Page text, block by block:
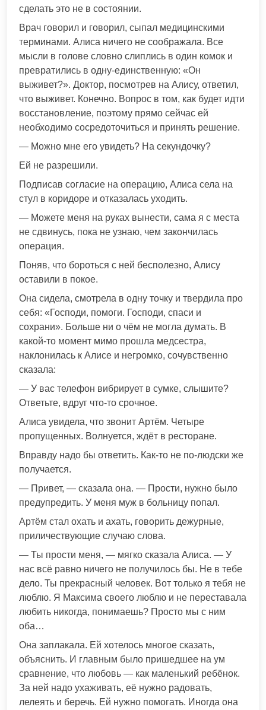
сделать это не в состоянии.
Врач говорил и говорил, сыпал медицинскими
терминами. Алиса ничего не соображала. Все
мысли в голове словно слиплись в один комок и
превратились в одну-единственную: «Он
выживет?». Доктор, посмотрев на Алису, ответил,
что выживет. Конечно. Вопрос в том, как будет идти
восстановление, поэтому прямо сейчас ей
необходимо сосредоточиться и принять решение.
— Можно мне его увидеть? На секундочку?
Ей не разрешили.
Подписав согласие на операцию, Алиса села на
стул в коридоре и отказалась уходить.
— Можете меня на руках вынести, сама я с места
не сдвинусь, пока не узнаю, чем закончилась
операция.
Поняв, что бороться с ней бесполезно, Алису
оставили в покое.
Она сидела, смотрела в одну точку и твердила про
себя: «Господи, помоги. Господи, спаси и
сохрани». Больше ни о чём не могла думать. В
какой-то момент мимо прошла медсестра,
наклонилась к Алисе и негромко, сочувственно
сказала:
— У вас телефон вибрирует в сумке, слышите?
Ответьте, вдруг что-то срочное.
Алиса увидела, что звонит Артём. Четыре
пропущенных. Волнуется, ждёт в ресторане.
Вправду надо бы ответить. Как-то не по-людски же
получается.
— Привет, — сказала она. — Прости, нужно было
предупредить. У меня муж в больницу попал.
Артём стал охать и ахать, говорить дежурные,
приличествующие случаю слова.
— Ты прости меня, — мягко сказала Алиса. — У
нас всё равно ничего не получилось бы. Не в тебе
дело. Ты прекрасный человек. Вот только я тебя не
люблю. Я Максима своего люблю и не переставала
любить никогда, понимаешь? Просто мы с ним
оба…
Она заплакала. Ей хотелось многое сказать,
объяснить. И главным было пришедшее на ум
сравнение, что любовь — как маленький ребёнок.
За ней надо ухаживать, её нужно радовать,
лелеять и беречь. Ей нужно помогать. Иногда она